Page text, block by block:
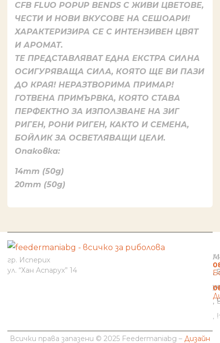
CFB FLUO POPUP BENDS С ЖИВИ ЦВЕТОВЕ,
ЧЕСТИ И НОВИ ВКУСОВЕ НА СЕШОАРИ!
ХАРАКТЕРИЗИРА СЕ С ИНТЕНЗИВЕН ЦВЯТ
И АРОМАТ.
ТЕ ПРЕДСТАВЛЯВАТ ЕДНА ЕКСТРА СИЛНА
ОСИГУРЯВАЩА СИЛА, КОЯТО ЩЕ ВИ ПАЗИ
ДО КРАЯ! НЕРАЗТВОРИМА ПРИМАР!
ГОТВЕНА ПРИМЪРВКА, КОЯТО СТАВА
ПЕРФЕКТНО ЗА ИЗПОЛЗВАНЕ НА ЗИГ
РИГЕН, РОНИ РИГЕН, КАКТО И СЕМЕНА,
БОЙЛИК ЗА ОСВЕТЛЯВАЩИ ЦЕЛИ.
Опаковка:
14mm (50g)
20mm (50g)
гр. Исперих
ул. “Хан Аспарух” 14
Всички права запазени © 2025 Feedermaniabg – Дизайн